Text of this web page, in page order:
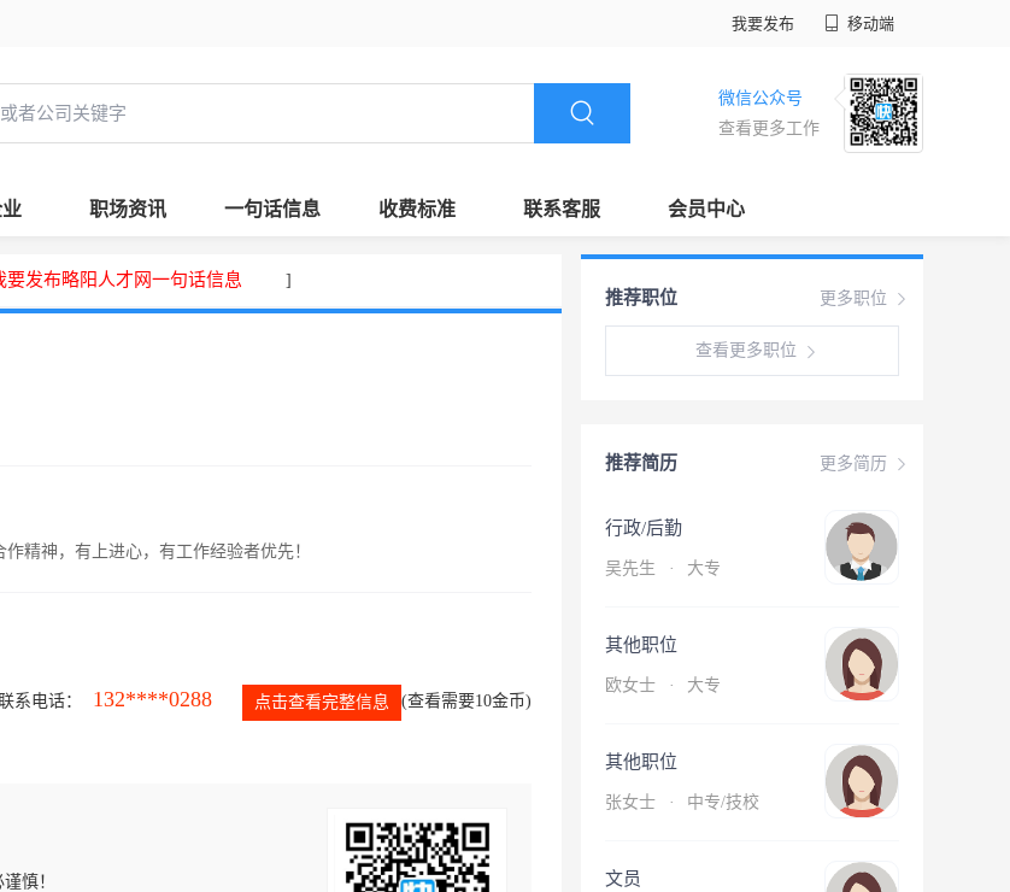
我要发布 移动端
微信公众号
查看更多工作
职场资讯 一句话信息 收费标准 联系客服 会员中心
要发布略阳人才网一句话信息 ]
精神，有上进心，有工作经验者优先！
系电话： 132****0288 点击查看完整信息 (查看需要10金币)
慎！
更多职位
推荐职位
查看更多职位
更多简历
推荐简历
行政/后勤
吴先生 · 大专
其他职位
欧女士 · 大专
其他职位
张女士 · 中专/技校
文员